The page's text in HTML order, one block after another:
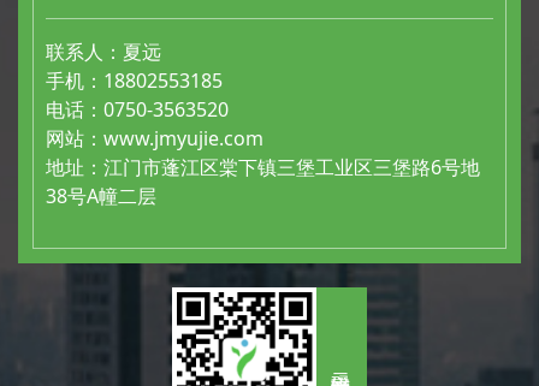
联系人：夏远
手机：18802553185
电话：0750-3563520
网站： www.jmyujie.com
地址：江门市蓬江区棠下镇三堡工业区三堡路6号地
38号A幢二层